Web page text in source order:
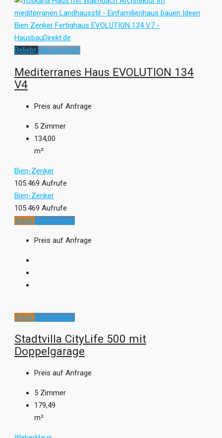
Beliebt Hausentwurf
Mediterranes Haus EVOLUTION 134
V4
Preis auf Anfrage
5 Zimmer
134,00
m²
Bien-Zenker
105.469 Aufrufe
Bien-Zenker
105.469 Aufrufe
Trend Kundenhaus
Preis auf Anfrage
Trend Kundenhaus
Stadtvilla CityLife 500 mit
Doppelgarage
Preis auf Anfrage
5 Zimmer
179,49
m²